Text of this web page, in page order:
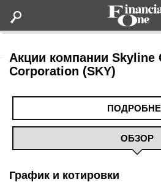
Статьи
Дайджесты
Акции компании Skyline
Corporation (SKY)
ОБЗОР
График и котировки